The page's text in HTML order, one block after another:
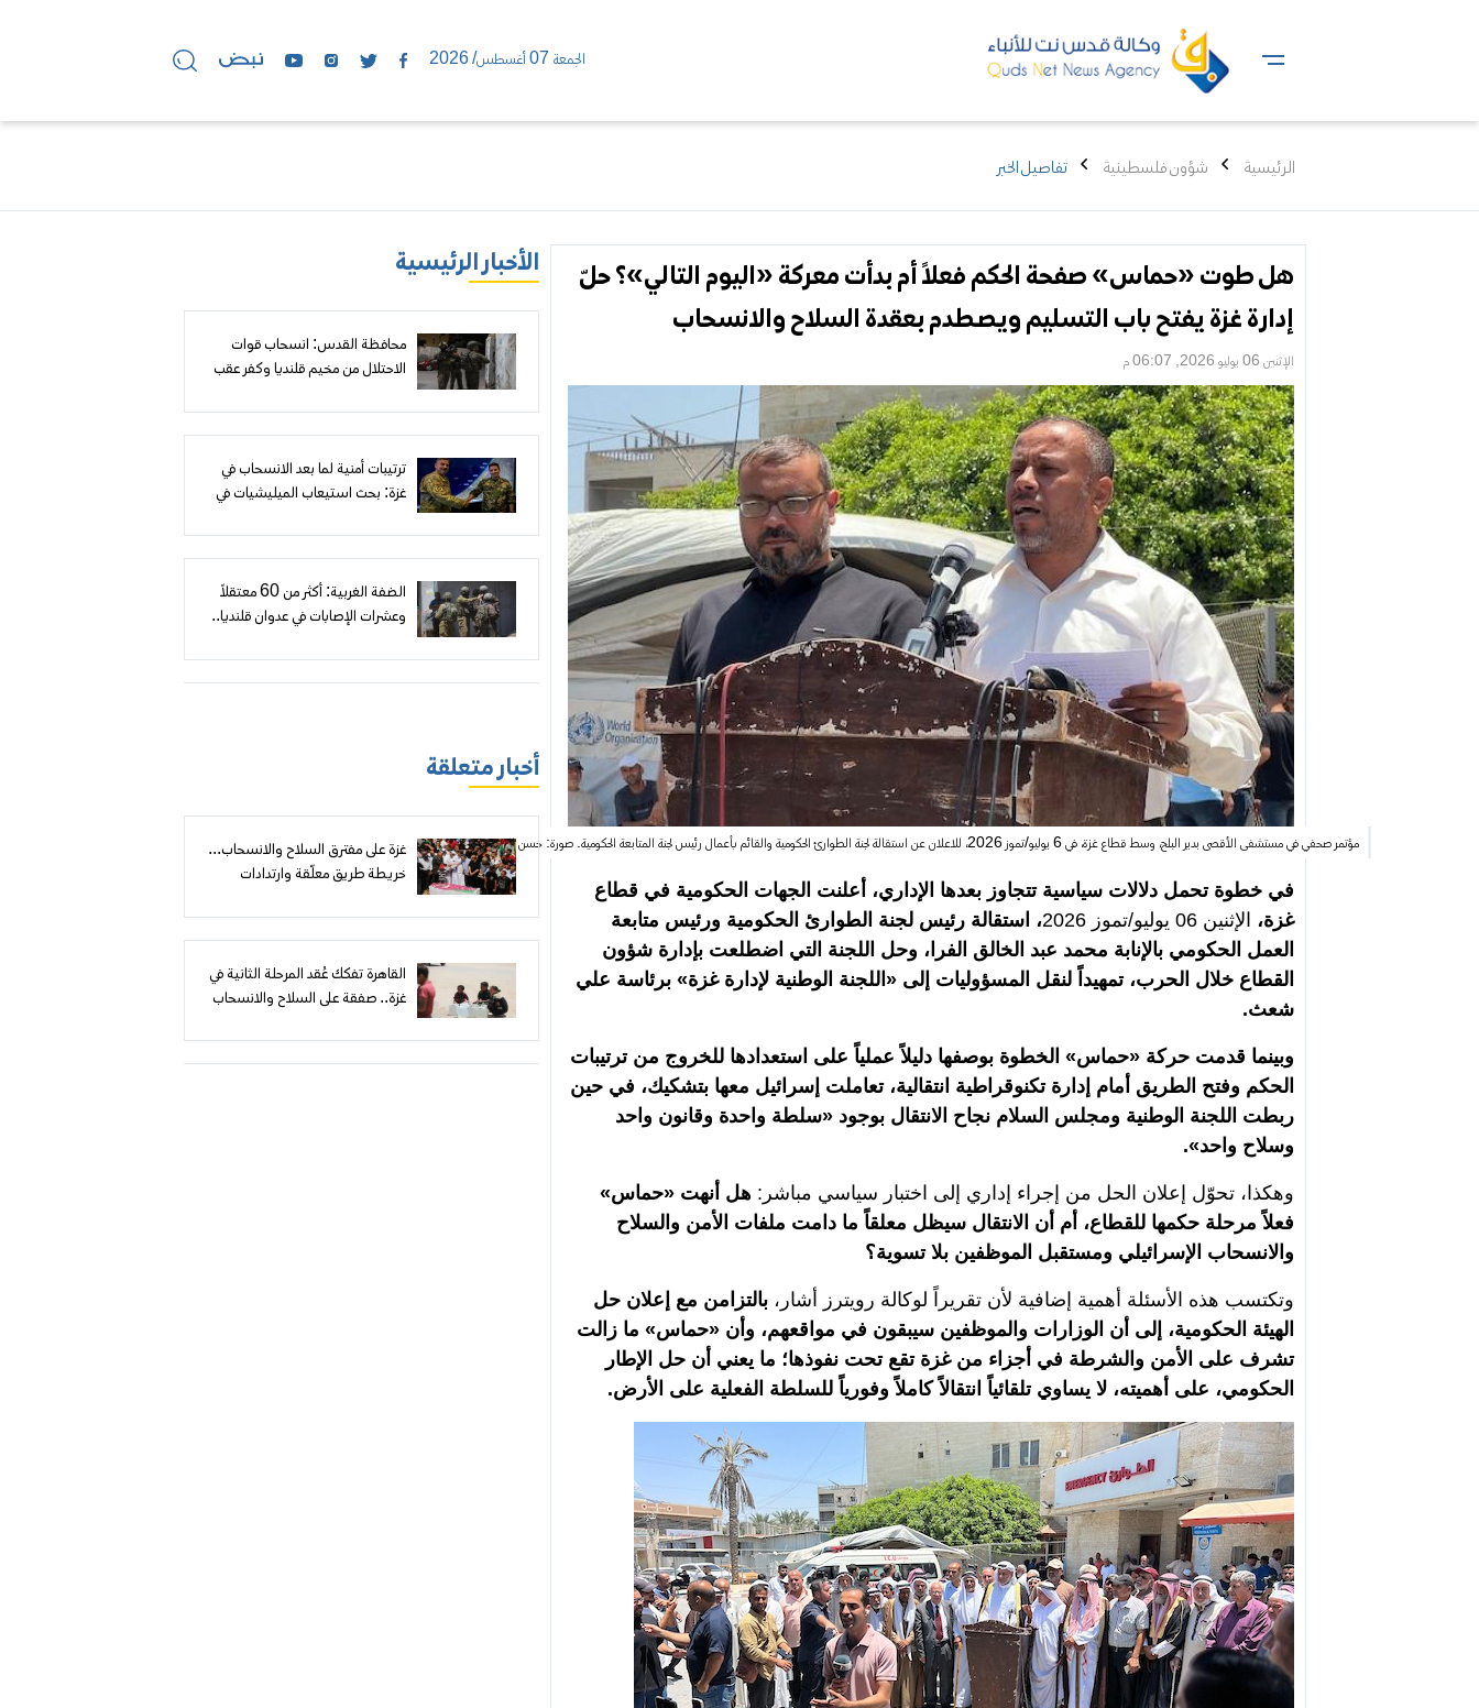
الجمعة 07 أغسطس/ 2026
الرئيسية شؤون فلسطينية تفاصيل الخبر
هل طوت «حماس» صفحة الحكم فعلاً أم بدأت معركة «اليوم التالي»؟ حلّ
إدارة غزة يفتح باب التسليم ويصطدم بعقدة السلاح والانسحاب
الإثنين 06 يوليو 2026, 06:07 م
مؤتمر صحفي في مستشفى الأقصى بدير البلح، وسط قطاع غزة، في 6 يوليو/تموز 2026، للاعلان عن استقالة لجنة الطوارئ الحكومية والقائم بأعمال رئيس لجنة المتابعة الحكومية. صورة: حسن الجدي
في خطوة تحمل دلالات سياسية تتجاوز بعدها الإداري، أعلنت الجهات الحكومية في قطاع
غزة،
الإثنين 06 يوليو/تموز 2026
، استقالة رئيس لجنة الطوارئ الحكومية ورئيس متابعة
العمل الحكومي بالإنابة محمد عبد الخالق الفرا، وحل اللجنة التي اضطلعت بإدارة شؤون
القطاع خلال الحرب، تمهيداً لنقل المسؤوليات إلى «اللجنة الوطنية لإدارة غزة» برئاسة علي
شعث.
وبينما قدمت حركة «حماس» الخطوة بوصفها دليلاً عملياً على استعدادها للخروج من ترتيبات
الحكم وفتح الطريق أمام إدارة تكنوقراطية انتقالية، تعاملت إسرائيل معها بتشكيك، في حين
ربطت اللجنة الوطنية ومجلس السلام نجاح الانتقال بوجود «سلطة واحدة وقانون واحد
وسلاح واحد».
وهكذا، تحوّل إعلان الحل من إجراء إداري إلى اختبار سياسي مباشر: هل أنهت «حماس»
فعلاً مرحلة حكمها للقطاع، أم أن الانتقال سيظل معلقاً ما دامت ملفات الأمن والسلاح
والانسحاب الإسرائيلي ومستقبل الموظفين بلا تسوية؟
وتكتسب هذه الأسئلة أهمية إضافية لأن تقريراً لوكالة رويترز أشار، بالتزامن مع إعلان حل
الهيئة الحكومية، إلى أن الوزارات والموظفين سيبقون في مواقعهم، وأن «حماس» ما زالت
تشرف على الأمن والشرطة في أجزاء من غزة تقع تحت نفوذها؛ ما يعني أن حل الإطار
الحكومي، على أهميته، لا يساوي تلقائياً انتقالاً كاملاً وفورياً للسلطة الفعلية على الأرض.
الأخبار الرئيسية
محافظة القدس: انسحاب قوات
الاحتلال من مخيم قلنديا وكفر عقب
انتهاكات جسيمة
ترتيبات أمنية لما بعد الانسحاب في
غزة: بحث استيعاب الميليشيات في
الضفة الغربية: أكثر من 60 معتقلاً
وعشرات الإصابات في عدوان قلنديا..
المستعمرين
أخبار متعلقة
غزة على مفترق السلاح والانسحاب...
خريطة طريق معلّقة وارتدادات
القاهرة تفكك عُقد المرحلة الثانية في
غزة.. صفقة على السلاح والانسحاب
الإسرائيلية